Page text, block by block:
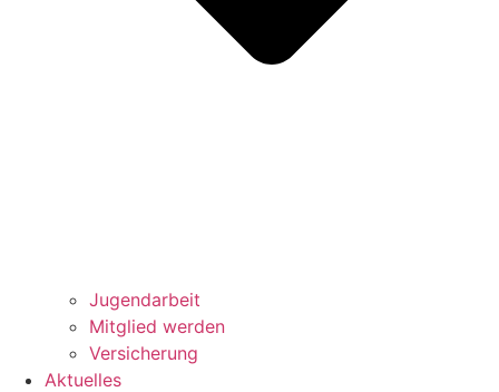
Jugendarbeit
Mitglied werden
Versicherung
Aktuelles